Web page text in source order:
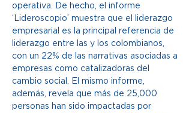
operativa. De hecho, el informe
‘Lideroscopio’ muestra que el liderazgo
empresarial es la principal referencia de
liderazgo entre las y los colombianos,
con un 22% de las narrativas asociadas a
empresas como catalizadoras del
cambio social. El mismo informe,
además, revela que más de 25,000
personas han sido impactadas por